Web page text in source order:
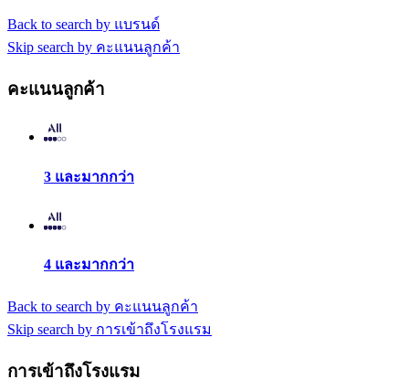
Back to search by แบรนด์
Skip search by คะแนนลูกค้า
คะแนนลูกค้า
3 และมากกว่า
4 และมากกว่า
Back to search by คะแนนลูกค้า
Skip search by การเข้าถึงโรงแรม
การเข้าถึงโรงแรม